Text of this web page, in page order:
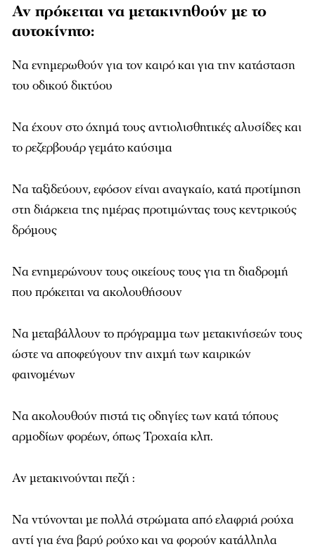
Αν πρόκειται να μετακινηθούν με το
αυτοκίνητο:
Να ενημερωθούν για τον καιρό και για την κατάσταση
του οδικού δικτύου
Να έχουν στο όχημά τους αντιολισθητικές αλυσίδες και
το ρεζερβουάρ γεμάτο καύσιμα
Να ταξιδεύουν, εφόσον είναι αναγκαίο, κατά προτίμηση
στη διάρκεια της ημέρας προτιμώντας τους κεντρικούς
δρόμους
Να ενημερώνουν τους οικείους τους για τη διαδρομή
που πρόκειται να ακολουθήσουν
Να μεταβάλλουν το πρόγραμμα των μετακινήσεών τους
ώστε να αποφεύγουν την αιχμή των καιρικών
φαινομένων
Να ακολουθούν πιστά τις οδηγίες των κατά τόπους
αρμοδίων φορέων, όπως Τροχαία κλπ.
Αν μετακινούνται πεζή :
Να ντύνονται με πολλά στρώματα από ελαφριά ρούχα
αντί για ένα βαρύ ρούχο και να φορούν κατάλληλα